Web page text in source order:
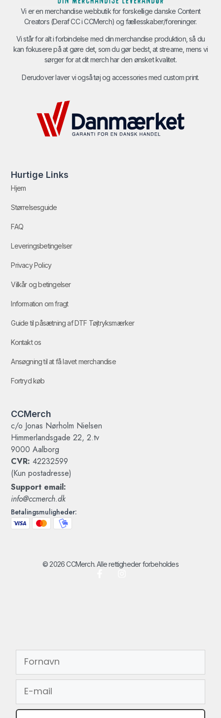
Vi er en merchandise webbutik for forskellige danske Content
Creators (Deraf CC i CCMerch) og fællesskaber/foreninger.
Vi står for alt i forbindelse med din merchandise produktion, så du
kan fokusere på at gøre det, som du gør bedst, at streame, mens vi
sørger for at dit merch har den ønsket kvalitet.
Derudover laver vi også tøj og accessories med custom print.
Hurtige Links
Hjem
Størrelsesguide
FAQ
Leveringsbetingelser
Privacy Policy
Vilkår og betingelser
Information om fragt
Guide til påsætning af DTF Tøjtryksmærker
Kontakt os
Ansøgning til at få lavet merchandise
Fortryd køb
CCMerch
c/o Jonas Nørholm Nielsen
Himmerlandsgade 22, 2.tv
9000 Aalborg
CVR: 42232599
(Kun postadresse)
Support email:
info@ccmerch.dk
Betalingsmuligheder:
© 2026 CCMerch. Alle rettigheder forbeholdes
FORNAVN
EMAIL